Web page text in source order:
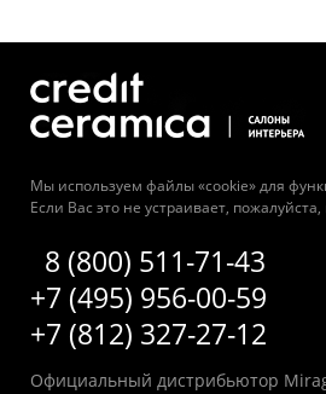
Мы используем файлы «cookie» для
Если Вас это не устраивает,
8 (800) 511-71-43
+7 (495) 956-00-59
+7 (812) 327-27-12
Официальный дистрибьютор